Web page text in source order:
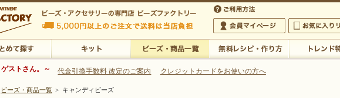
リー ビーズ・パーツ・金具など・アクセサリーの専門店
ビーズ・アクセサリーの専門店 ビーズファクトリー 5,000円以上のご注文で送料は当店が負担い
リーの専門店 ビーズファクトリー 5,000円以上のご注文で送料は当店が負担いたします
ストさん。～ 代金引換手数料 改定のご案内 クレジットカードをお使いの方へ
ビーズ・商品一覧 > キャンディビーズ